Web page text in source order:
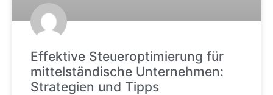
Effektive Steueroptimierung für
mittelständische Unternehmen:
Strategien und Tipps